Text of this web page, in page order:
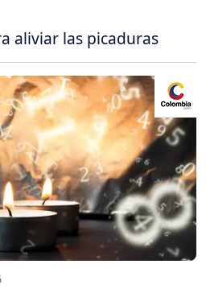
aliviar las picaduras